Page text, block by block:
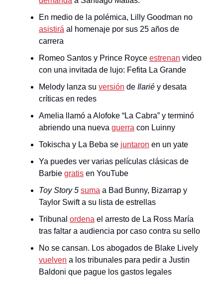
En medio de la polémica, Lilly Goodman no
asistirá al homenaje por sus 25 años de
carrera
Romeo Santos y Prince Royce estrenan video
con una invitada de lujo: Fefita La Grande
Melody lanza su versión de Ilarié y desata
críticas en redes
Amelia llamó a Alofoke “La Cabra” y terminó
abriendo una nueva guerra con Luinny
Tokischa y La Beba se juntaron en un yate
Ya puedes ver varias películas clásicas de
Barbie gratis en YouTube
Toy Story 5 suma a Bad Bunny, Bizarrap y
Taylor Swift a su lista de estrellas
Tribunal ordena el arresto de La Ross María
tras faltar a audiencia por caso contra su sello
No se cansan. Los abogados de Blake Lively
vuelven a los tribunales para pedir a Justin
Baldoni que pague los gastos legales